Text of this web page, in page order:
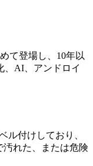
て登場し、10年以
、AI、アンドロイ
ル付けしており、
汚れた、または危険